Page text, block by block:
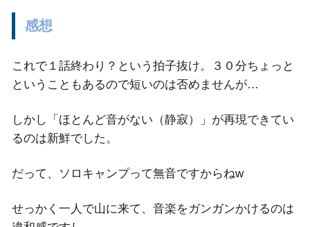
感想
これで１話終わり？という拍子抜け。３０分ちょっと
ということもあるので短いのは否めませんが…
しかし「ほとんど音がない（静寂）」が再現できてい
るのは新鮮でした。
だって、ソロキャンプって無音ですからねw
せっかく一人で山に来て、音楽をガンガンかけるのは